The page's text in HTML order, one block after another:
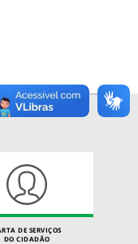
DE SERVIÇOS
DO CIDADÃO